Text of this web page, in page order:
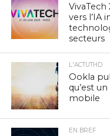
vers l’IA
secteurs
L'ACTUTHD
Ookla
qu’est un
mobile
EN BREF